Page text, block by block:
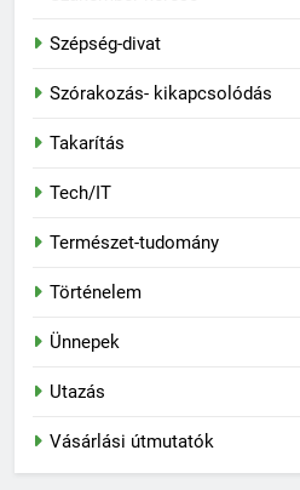
Szépség-divat
Szórakozás- kikapcsolódás
Takarítás
Tech/IT
Természet-tudomány
Történelem
Ünnepek
Utazás
Vásárlási útmutatók